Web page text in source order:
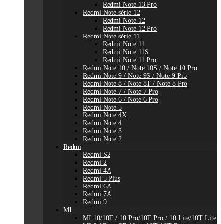
Redmi Note 13 Pro
Redmi Note série 12
Redmi Note 12
Redmi Note 12 Pro
Redmi Note série 11
Redmi Note 11
Redmi Note 11S
Redmi Note 11 Pro
Redmi Note 10 / Note 10S / Note 10 Pro
Redmi Note 9 / Note 9S / Note 9 Pro
Redmi Note 8 / Note 8T / Note 8 Pro
Redmi Note 7 / Note 7 Pro
Redmi Note 6 / Note 6 Pro
Redmi Note 5
Redmi Note 4X
Redmi Note 4
Redmi Note 3
Redmi Note 2
Redmi
Redmi S2
Redmi 2
Redmi 4A
Redmi 5 Plus
Redmi 6A
Redmi 7A
Redmi 9
MI
MI 10/10T / 10 Pro/10T Pro / 10 Lite/10T Lite